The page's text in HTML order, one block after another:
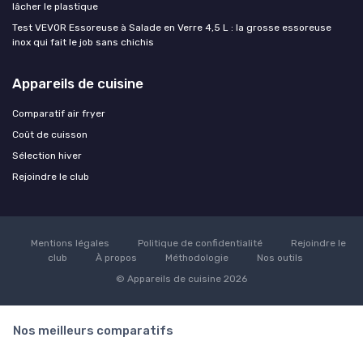
lâcher le plastique
Test VEVOR Essoreuse à Salade en Verre 4,5 L : la grosse essoreuse
inox qui fait le job sans chichis
Appareils de cuisine
Comparatif air fryer
Coût de cuisson
Sélection hiver
Rejoindre le club
Mentions légales Politique de confidentialité
Rejoindre le
club
À propos Méthodologie
Nos outils
© Appareils de cuisine 2026
Nos meilleurs comparatifs